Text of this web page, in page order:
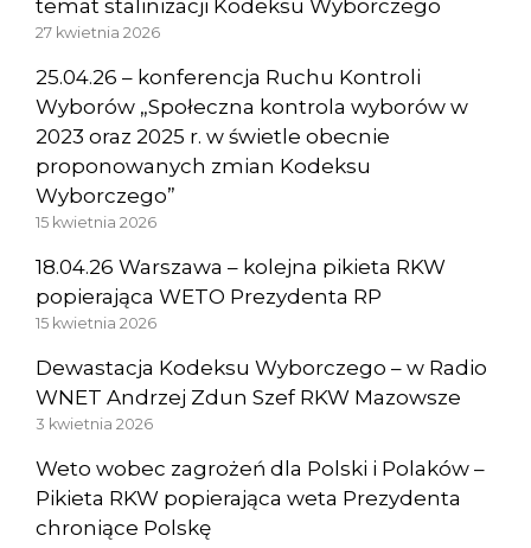
temat stalinizacji Kodeksu Wyborczego
27 kwietnia 2026
25.04.26 – konferencja Ruchu Kontroli
Wyborów „Społeczna kontrola wyborów w
2023 oraz 2025 r. w świetle obecnie
proponowanych zmian Kodeksu
Wyborczego”
15 kwietnia 2026
18.04.26 Warszawa – kolejna pikieta RKW
popierająca WETO Prezydenta RP
15 kwietnia 2026
Dewastacja Kodeksu Wyborczego – w Radio
WNET Andrzej Zdun Szef RKW Mazowsze
3 kwietnia 2026
Weto wobec zagrożeń dla Polski i Polaków –
Pikieta RKW popierająca weta Prezydenta
chroniące Polskę